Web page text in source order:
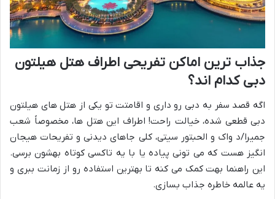
جذاب ترین اماکن تفریحی اطراف هتل هیلتون
دبی کدام اند؟
اگه قصد سفر به دبی رو داری و اقامتت تو یکی از هتل های هیلتون
دبی قطعی شده، خیالت راحت! اطراف این هتل ها، مخصوصاً شعب
جمیرا/د واک و الحبتور سیتی، کلی جاهای دیدنی و تفریحات هیجان
انگیز هست که می تونی پیاده یا با یه تاکسی کوتاه بهشون برسی.
این راهنما بهت کمک می کنه تا بهترین استفاده رو از زمانت ببری و
یه عالمه خاطره جذاب بسازی.